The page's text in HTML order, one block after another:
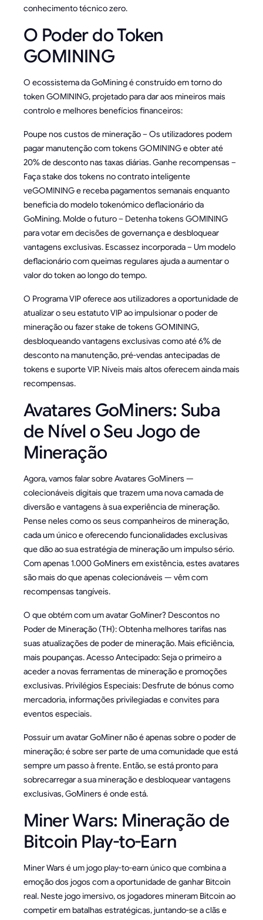
conhecimento técnico zero.
O Poder do Token
GOMINING
O ecossistema da GoMining é construído em torno do
token GOMINING, projetado para dar aos mineiros mais
controlo e melhores benefícios financeiros:
Poupe nos custos de mineração – Os utilizadores podem
pagar manutenção com tokens GOMINING e obter até
20% de desconto nas taxas diárias. Ganhe recompensas –
Faça stake dos tokens no contrato inteligente
veGOMINING e receba pagamentos semanais enquanto
beneficia do modelo tokenómico deflacionário da
GoMining. Molde o futuro – Detenha tokens GOMINING
para votar em decisões de governança e desbloquear
vantagens exclusivas. Escassez incorporada – Um modelo
deflacionário com queimas regulares ajuda a aumentar o
valor do token ao longo do tempo.
O Programa VIP oferece aos utilizadores a oportunidade de
atualizar o seu estatuto VIP ao impulsionar o poder de
mineração ou fazer stake de tokens GOMINING,
desbloqueando vantagens exclusivas como até 6% de
desconto na manutenção, pré-vendas antecipadas de
tokens e suporte VIP. Níveis mais altos oferecem ainda mais
recompensas.
Avatares GoMiners: Suba
de Nível o Seu Jogo de
Mineração
Agora, vamos falar sobre Avatares GoMiners —
colecionáveis digitais que trazem uma nova camada de
diversão e vantagens à sua experiência de mineração.
Pense neles como os seus companheiros de mineração,
cada um único e oferecendo funcionalidades exclusivas
que dão ao sua estratégia de mineração um impulso sério.
Com apenas 1.000 GoMiners em existência, estes avatares
são mais do que apenas colecionáveis — vêm com
recompensas tangíveis.
O que obtém com um avatar GoMiner? Descontos no
Poder de Mineração (TH): Obtenha melhores tarifas nas
suas atualizações de poder de mineração. Mais eficiência,
mais poupanças. Acesso Antecipado: Seja o primeiro a
aceder a novas ferramentas de mineração e promoções
exclusivas. Privilégios Especiais: Desfrute de bónus como
mercadoria, informações privilegiadas e convites para
eventos especiais.
Possuir um avatar GoMiner não é apenas sobre o poder de
mineração; é sobre ser parte de uma comunidade que está
sempre um passo à frente. Então, se está pronto para
sobrecarregar a sua mineração e desbloquear vantagens
exclusivas, GoMiners é onde está.
Miner Wars: Mineração de
Bitcoin Play-to-Earn
Miner Wars é um jogo play-to-earn único que combina a
emoção dos jogos com a oportunidade de ganhar Bitcoin
real. Neste jogo imersivo, os jogadores mineram Bitcoin ao
competir em batalhas estratégicas, juntando-se a clãs e